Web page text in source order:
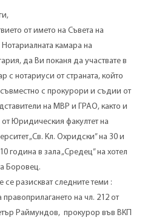
от името на Съвета на
камара на
да Ви поканя да участвате в
с нотариуси от страната, който
с прокурори и съдии от
на МВР и ГРАО, както и
Юридическия факултет на
„Св. Кл. Охридски” на 30 и
година в зала „Средец” на хотел
Боровец.
разискват следните теми :
правоприлагането на чл. 212 от
Раймундов, прокурор във ВКП